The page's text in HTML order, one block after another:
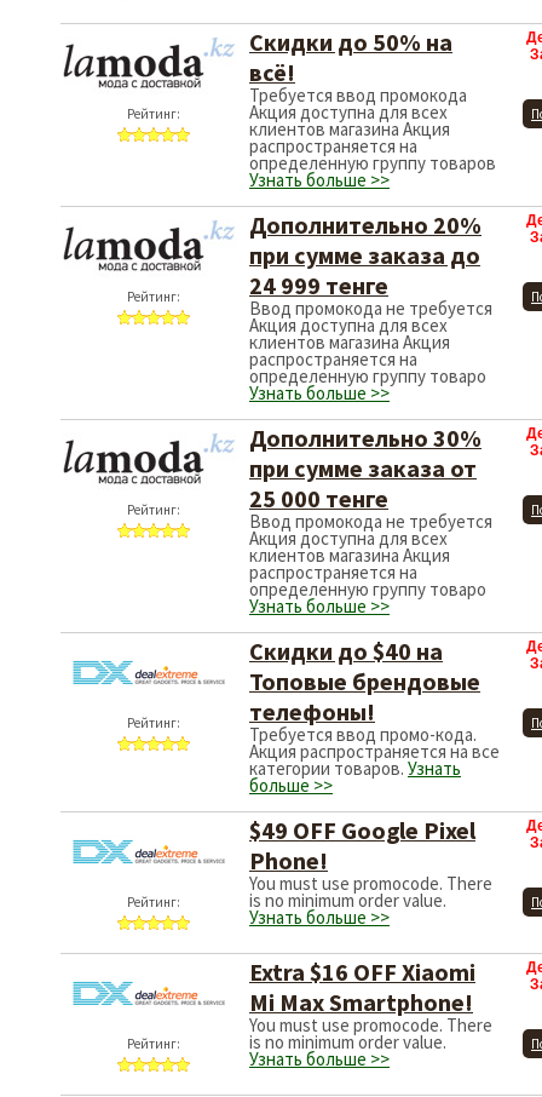
Рейтинг:
Скидки до 50% на
всё!
Требуется ввод промокода
Акция доступна для всех
клиентов магазина Акция
распространяется на
определенную группу товаров
Узнать больше >>
Рейтинг:
Дополнительно 20%
при сумме заказа до
24 999 тенге
Ввод промокода не требуется
Акция доступна для всех
клиентов магазина Акция
распространяется на
определенную группу товаро
Узнать больше >>
Рейтинг:
Дополнительно 30%
при сумме заказа от
25 000 тенге
Ввод промокода не требуется
Акция доступна для всех
клиентов магазина Акция
распространяется на
определенную группу товаро
Узнать больше >>
Рейтинг:
Скидки до $40 на
Топовые брендовые
телефоны!
Требуется ввод промо-кода.
Акция распространяется на все
категории товаров. Узнать
больше >>
Рейтинг:
$49 OFF Google Pixel
Phone!
You must use promocode. There
is no minimum order value.
Узнать больше >>
Рейтинг:
Extra $16 OFF Xiaomi
Mi Max Smartphone!
You must use promocode. There
is no minimum order value.
Узнать больше >>